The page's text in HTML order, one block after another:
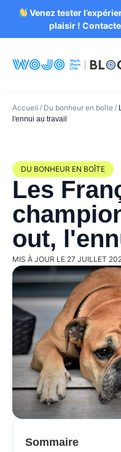
Venez tester
plaisir !
Accueil / Du bonheur en boîte /
l'ennui au travail
DU BONHEUR EN BOÎTE
Les
out,
MIS À JOUR LE 27 JUILLET
Sommaire